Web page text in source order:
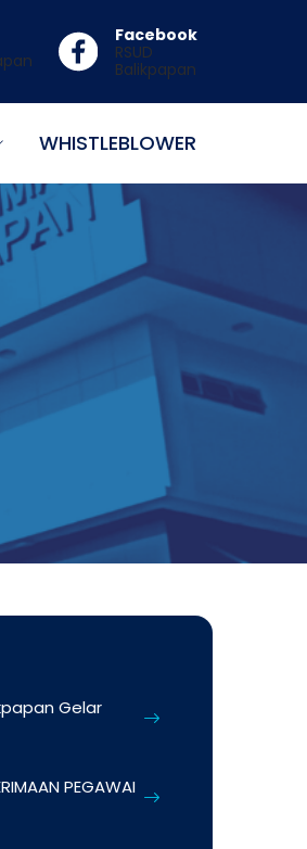
Facebook
RSUD
Balikpapan
WHISTLEBLOWER
Gelar
PEGAWAI